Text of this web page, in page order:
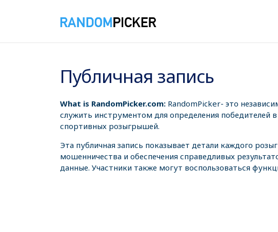
Публичная запись
What is RandomPicker.com: RandomPicker- это
служить инструментом для определения победителей
спортивных розыгрышей.
Эта публичная запись показывает детали каждого
мошенничества и обеспечения справедливых
данные. Участники также могут воспользоваться